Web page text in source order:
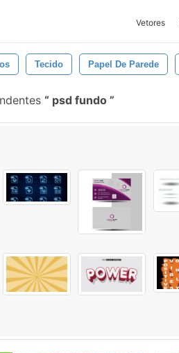
Vetores
Tecido Papel De Parede
psd fundo